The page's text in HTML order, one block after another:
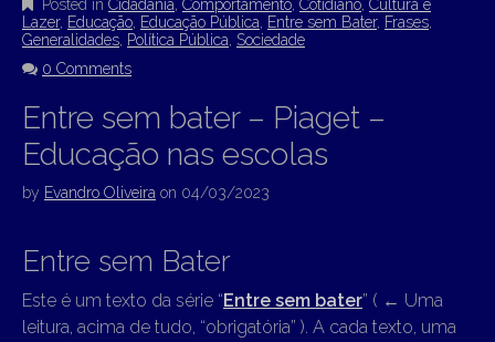
Posted in Cidadania Comportamento Cotidiano Cultura e
Lazer, Educação Educação Pública Entre sem Bater, Frases
Generalidades Política Pública Sociedade
0 Comments
Entre sem bater – Piaget –
Educação nas escolas
by Evandro Oliveira on 04/03/2023
Entre sem Bater
Este é um texto da série “Entre sem bater” ( ← Uma
leitura, acima de tudo, “obrigatória” ). A cada texto, uma